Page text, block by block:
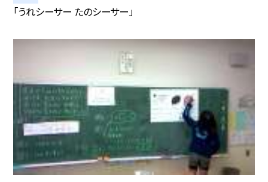
「うれシーサー たのシーサー」